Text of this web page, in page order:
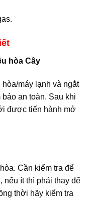
hòa Cây
máy lạnh và ngắt
an toàn. Sau khi
được tiến hành mở
Cần kiểm tra để
nếu ít thì phải thay để
thời hãy kiểm tra